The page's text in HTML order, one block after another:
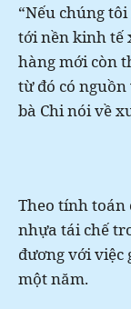
“Nếu chúng
tới nền kinh tế
hàng mới còn
từ đó có
bà Chi nói về
Theo tính toán
nhựa tái chế
đương với việc
một năm.